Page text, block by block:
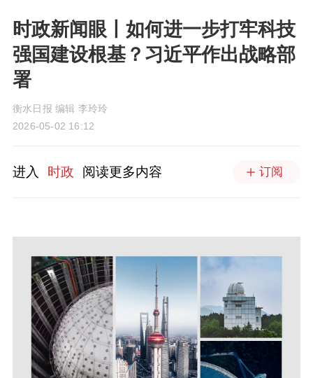
时政新闻眼丨如何进一步打牢科技
强国建设根基？习近平作出战略部
署
衡水日报 编辑 李玲玲
2026-05-02 16:12
进入 时政 阅读更多内容 订阅